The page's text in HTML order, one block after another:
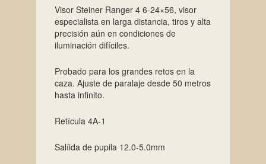
Visor Steiner Ranger 4 6-24×56, visor
especialista en larga distancia, tiros y alta
precisión aún en condiciones de
iluminación difíciles.
Probado para los grandes retos en la
caza. Ajuste de paralaje desde 50 metros
hasta infinito.
Retícula 4A-1
Salíida de pupila 12.0-5.0mm